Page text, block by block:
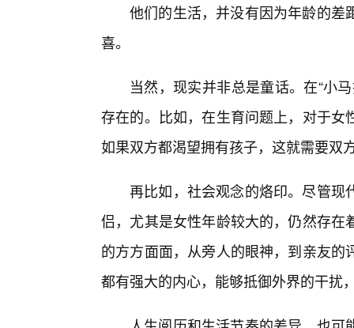
他们的生活，并没有因为年龄的差
喜。
当然，现实并非总是童话。在“小
存在的。比如，在生育问题上，对于
如果双方都渴望拥有孩子，这就需要双
再比如，社会观念的烙印。尽管现
侣，尤其是女性年龄较大的，仍然存
的方方面面，从旁人的眼神，到亲友
都有强大的内心，能够抵御外界的干扰